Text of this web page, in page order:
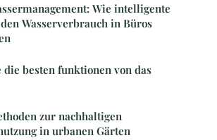
Wie intelligente
Wasserverbrauch in Büros
die besten funktionen von das
zur nachhaltigen
in urbanen Gärten